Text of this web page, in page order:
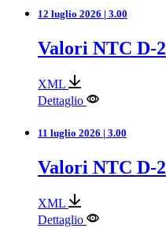
12 luglio 2026 | 3.00
Valori NTC D-2
XML
Dettaglio
11 luglio 2026 | 3.00
Valori NTC D-2
XML
Dettaglio